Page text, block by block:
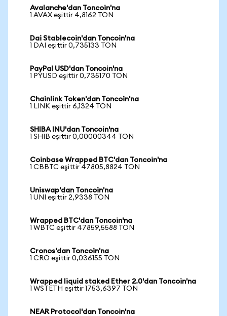
Avalanche'dan Toncoin'na
1 AVAX eşittir 4,8162 TON
Dai Stablecoin'dan Toncoin'na
1 DAI eşittir 0,735133 TON
PayPal USD'dan Toncoin'na
1 PYUSD eşittir 0,735170 TON
Chainlink Token'dan Toncoin'na
1 LINK eşittir 6,1324 TON
SHIBA INU'dan Toncoin'na
1 SHIB eşittir 0,00000344 TON
Coinbase Wrapped BTC'dan Toncoin'na
1 CBBTC eşittir 47805,8824 TON
Uniswap'dan Toncoin'na
1 UNI eşittir 2,9338 TON
Wrapped BTC'dan Toncoin'na
1 WBTC eşittir 47859,5588 TON
Cronos'dan Toncoin'na
1 CRO eşittir 0,036155 TON
Wrapped liquid staked Ether 2.0'dan Toncoin'na
1 WSTETH eşittir 1753,6397 TON
NEAR Protocol'dan Toncoin'na